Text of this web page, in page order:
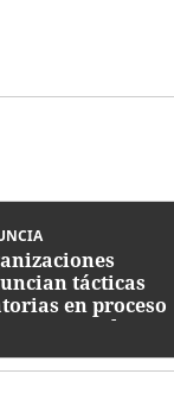
tácticas
en proceso
Roosevelt
pronta